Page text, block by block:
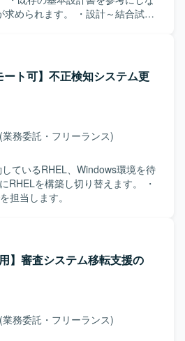
求められます。 ・設計～結合試
ート可】不正検知システム更
(業務委託・フリーランス)
ているRHEL、Windows環境を待
RHELを構築し切り替えます。 ・
担当します。
】審査システム移転支援の
(業務委託・フリーランス)